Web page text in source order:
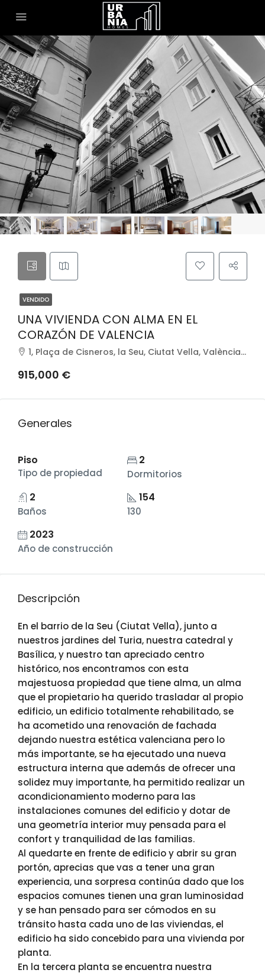
VENDIDO
UNA VIVIENDA CON ALMA EN EL
CORAZÓN DE VALENCIA
1, Plaça de Cisneros, la Seu, Ciutat Vella, València, Comarca de València, València / Valencia, Comunitat Valenciana, 46003, España
915,000 €
Generales
Piso
Tipo de propiedad
2
Dormitorios
2
Baños
154
130
2023
Año de construcción
Descripción
En el barrio de la Seu (Ciutat Vella), junto a
nuestros jardines del Turia, nuestra catedral y
Basílica, y nuestro tan apreciado centro
histórico, nos encontramos con esta
majestuosa propiedad que tiene alma, un alma
que el propietario ha querido trasladar al propio
edificio, un edificio totalmente rehabilitado, se
ha acometido una renovación de fachada
dejando nuestra estética valenciana pero lo
más importante, se ha ejecutado una nueva
estructura interna que además de ofrecer una
solidez muy importante, ha permitido realizar un
acondicionamiento moderno para las
instalaciones comunes del edificio y dotar de
una geometría interior muy pensada para el
confort y tranquilidad de las familias.
Al quedarte en frente de edificio y abrir su gran
portón, aprecias que vas a tener una gran
experiencia, una sorpresa continúa dado que los
espacios comunes tienen una gran luminosidad
y se han pensado para ser cómodos en su
tránsito hasta cada uno de las viviendas, el
edificio ha sido concebido para una vivienda por
planta.
En la tercera planta se encuentra nuestra